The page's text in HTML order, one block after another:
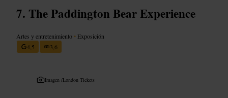
The Paddington Bear Experience
Artes y entretenimiento • Exposición
4,5
3,6
Imagen /London Tickets